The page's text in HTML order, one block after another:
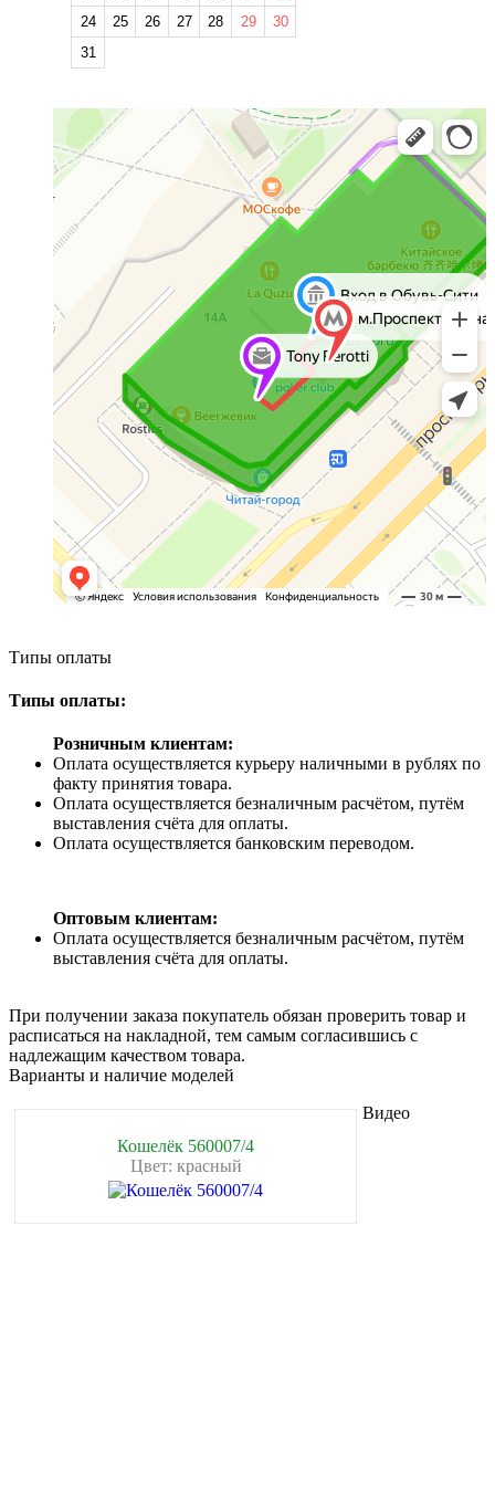
24
25 26 27 28 29
30
31
Типы оплаты
Типы оплаты:
Розничным клиентам:
Оплата осуществляется курьеру наличными в рублях по
факту принятия товара.
Оплата осуществляется безналичным расчётом, путём
выставления счёта для оплаты.
Оплата осуществляется банковским переводом.
Оптовым клиентам:
Оплата осуществляется безналичным расчётом, путём
выставления счёта для оплаты.
При получении заказа покупатель обязан проверить товар и
расписаться на накладной, тем самым согласившись с
надлежащим качеством товара.
Варианты и наличие моделей
Кошелёк 560007/4
Цвет: красный
Видео